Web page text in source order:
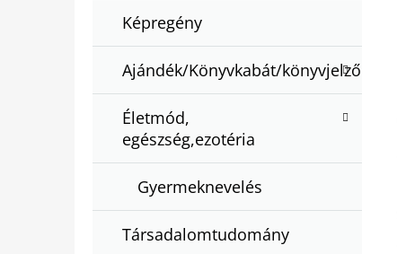
Képregény
Ajándék/Könyvkabát/könyvjelző
Életmód,
egészség,ezotéria
Gyermeknevelés
Társadalomtudomány